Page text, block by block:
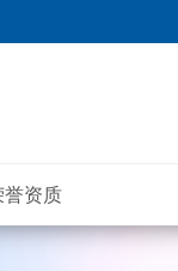
誉资质